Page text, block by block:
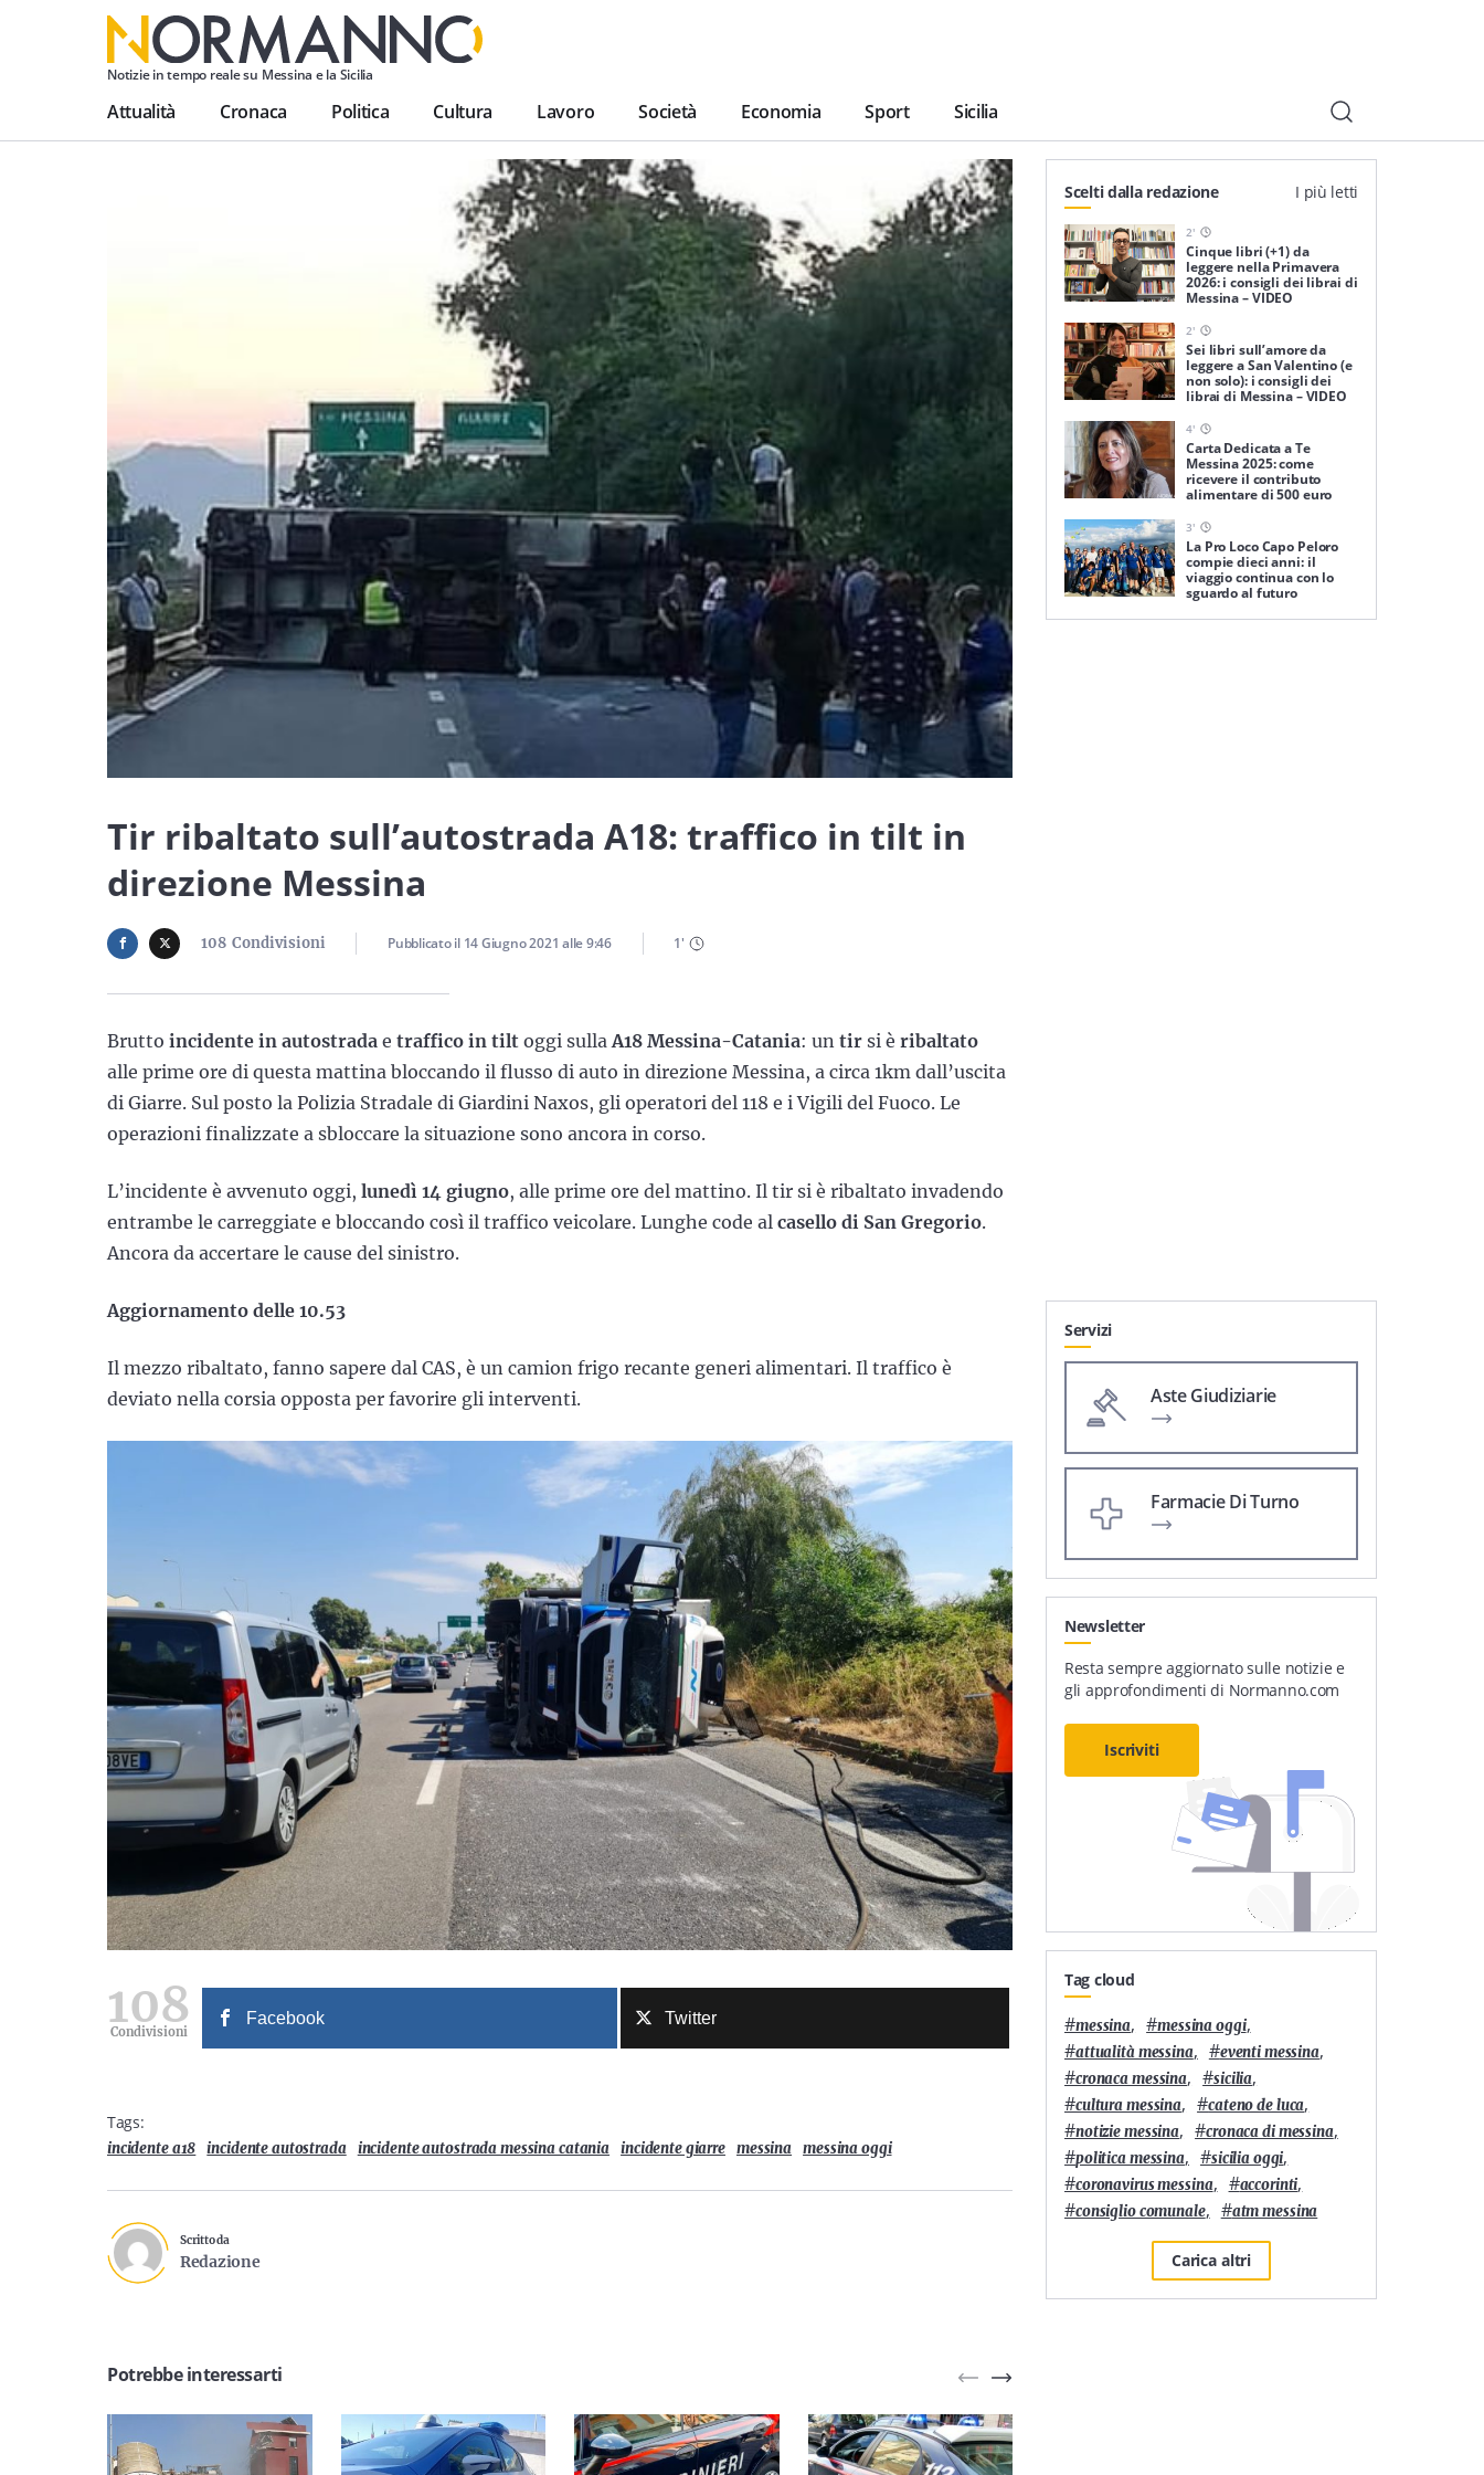
Notizie in tempo reale su Messina e la Sicilia
Attualità Cronaca Politica Cultura Lavoro Società Economia Sport Sicilia
Tir ribaltato sull’autostrada A18: traffico in tilt in
direzione Messina
108 Condivisioni Pubblicato il 14 Giugno 2021 alle9:46 1'
Brutto incidente in autostrada e traffico in tilt oggi sulla A18 Messina-Catania: un tir si è ribaltato
alle prime ore di questa mattina bloccando il flusso di auto in direzione Messina, a circa 1km dall’uscita
di Giarre. Sul posto la Polizia Stradale di Giardini Naxos, gli operatori del 118 e i Vigili del Fuoco. Le
operazioni finalizzate a sbloccare la situazione sono ancora in corso.
L’incidente è avvenuto oggi, lunedì 14 giugno, alle prime ore del mattino. Il tir si è ribaltato invadendo
entrambe le carreggiate e bloccando così il traffico veicolare. Lunghe code al casello di San Gregorio.
Ancora da accertare le cause del sinistro.
Aggiornamento delle 10.53
Il mezzo ribaltato, fanno sapere dal CAS, è un camion frigo recante generi alimentari. Il traffico è
deviato nella corsia opposta per favorire gli interventi.
108
Condivisioni
Facebook Twitter
Tags:
incidente a18 incidente autostrada incidente autostrada messina catania incidente giarre messina messina oggi
Scritto da
Redazione
Potrebbe interessarti
Scelti dalla redazione I più letti
2'
Cinque libri (+1) da
leggere nella Primavera
2026: i consigli dei librai di
Messina – VIDEO
2'
Sei libri sull’amore da
leggere a San Valentino (e
non solo): i consigli dei
librai di Messina – VIDEO
4'
Carta Dedicata a Te
Messina 2025: come
ricevere il contributo
alimentare di 500 euro
3'
La Pro Loco Capo Peloro
compie dieci anni: il
viaggio continua con lo
sguardo al futuro
Servizi
Aste Giudiziarie
Farmacie Di Turno
Newsletter
Resta sempre aggiornato sulle notizie e
gli approfondimenti di Normanno.com
Iscriviti
Tag cloud
#messina, #messina oggi,
#attualità messina, #eventi messina,
#cronaca messina, #sicilia,
#cultura messina, #cateno de luca,
#notizie messina, #cronaca di messina,
#politica messina, #sicilia oggi,
#coronavirus messina, #accorinti,
#consiglio comunale, #atm messina
Carica altri